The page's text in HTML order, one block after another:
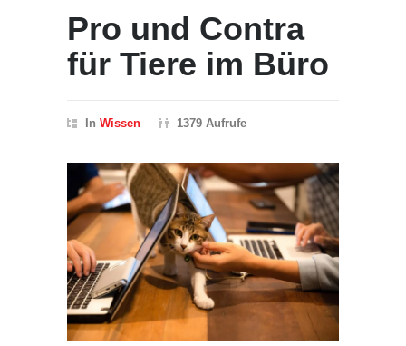
Pro und Contra
für Tiere im Büro
In Wissen 1379 Aufrufe